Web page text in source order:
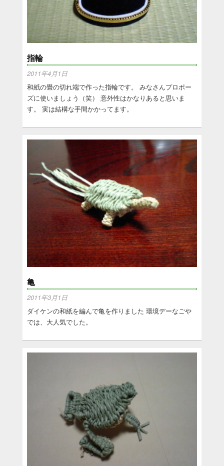
指輪
2011年4月1日
和紙の畳の切れ端で作った指輪です。 みなさんプロポー
ズに使いましょう（笑） 意外性はかなりあると思いま
す。 実は結構な手間かかってます。
亀
2011年3月1日
ダイケンの和紙を編んで亀を作りました 環境デーなごや
では、大人気でした。